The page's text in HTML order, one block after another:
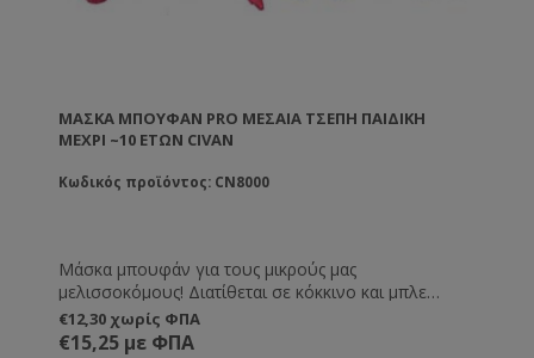
ΜΆΣΚΑ ΜΠΟΥΦΆΝ PRO ΜΕΣΑΊΑ ΤΣΈΠΗ ΠΑΙΔΙΚΉ
ΜΈΧΡΙ ~10 ΕΤΏΝ CIVAN
Κωδικός προϊόντος: CN8000
Μάσκα μπουφάν για τους μικρούς μας
μελισσοκόμους! Διατίθεται σε κόκκινο και μπλε
χρώμα. Διαθέτει μία μεγάλη τσέπη στο ύψος της
κοιλιάς.
€12,30 χωρίς ΦΠΑ
€15,25 με ΦΠΑ